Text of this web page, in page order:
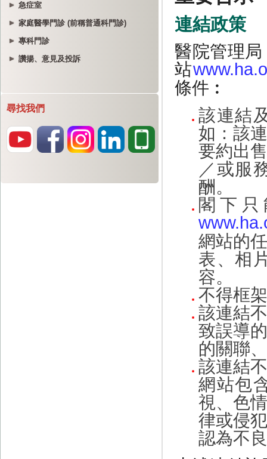
急症室
家庭醫學門診 (前稱普通科門診)
專科門診
讚揚、意見及投訴
尋找我們